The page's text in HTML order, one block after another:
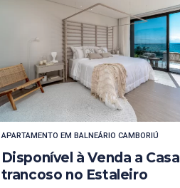
APARTAMENTO EM BALNEÁRIO CAMBORIÚ
Disponível à Venda a Casa
trancoso no Estaleiro